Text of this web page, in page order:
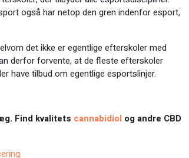
også har netop den gren indenfor esport,
det ikke er egentlige efterskoler med
derfor forvente, at de fleste efterskoler
have tilbud om egentlige esportslinjer.
Find kvalitets cannabidiol og andre CBD